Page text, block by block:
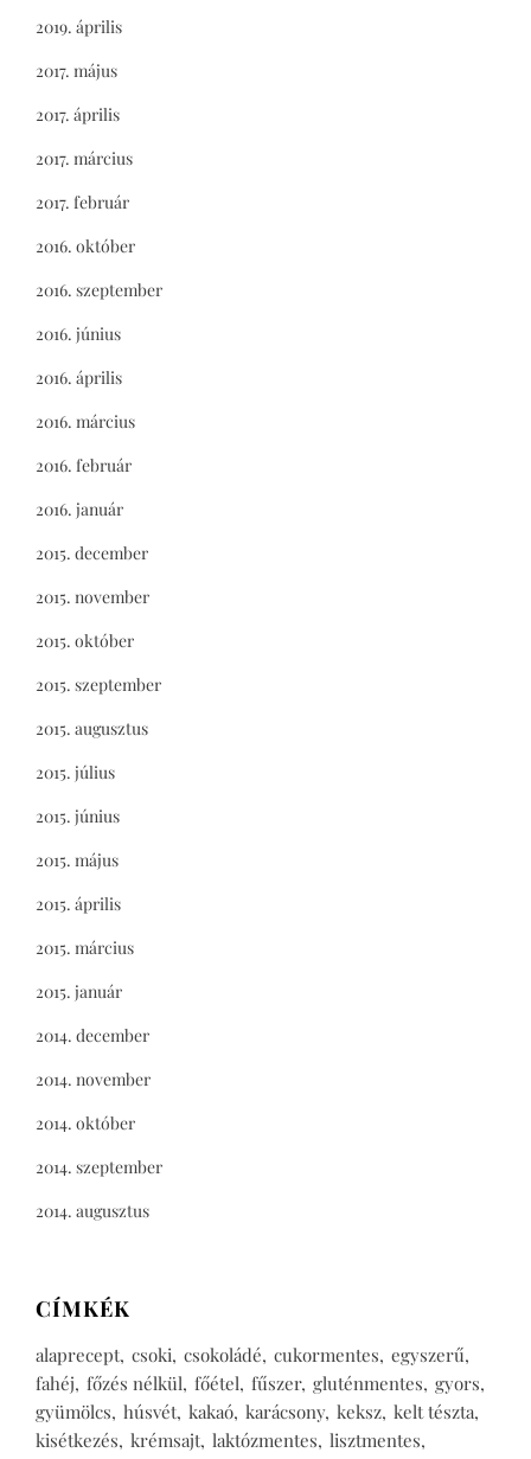
2019. április
2017. május
2017. április
2017. március
2017. február
2016. október
2016. szeptember
2016. június
2016. április
2016. március
2016. február
2016. január
2015. december
2015. november
2015. október
2015. szeptember
2015. augusztus
2015. július
2015. június
2015. május
2015. április
2015. március
2015. január
2014. december
2014. november
2014. október
2014. szeptember
2014. augusztus
CÍMKÉK
alaprecept csoki csokoládé cukormentes egyszerű
fahéj főzés nélkül főétel fűszer gluténmentes gyors
gyümölcs húsvét kakaó karácsony keksz kelt tészta
kisétkezés krémsajt laktózmentes lisztmentes